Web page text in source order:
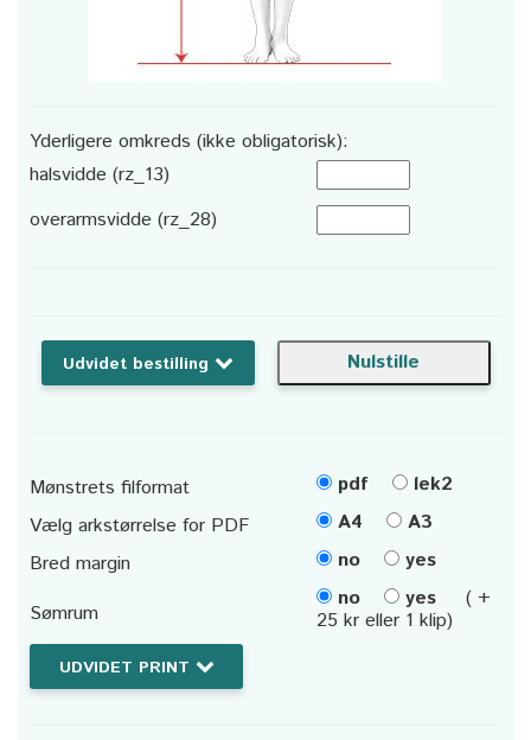
Yderligere omkreds (ikke obligatorisk):
halsvidde (rz_13)
overarmsvidde (rz_28)
Udvidet bestilling
Mønstrets filformat pdf
lek2
Vælg arkstørrelse for PDF
A4
A3
Bred margin
no
yes
Sømrum
no yes
( +
25 kr eller 1 klip)
UDVIDET PRINT